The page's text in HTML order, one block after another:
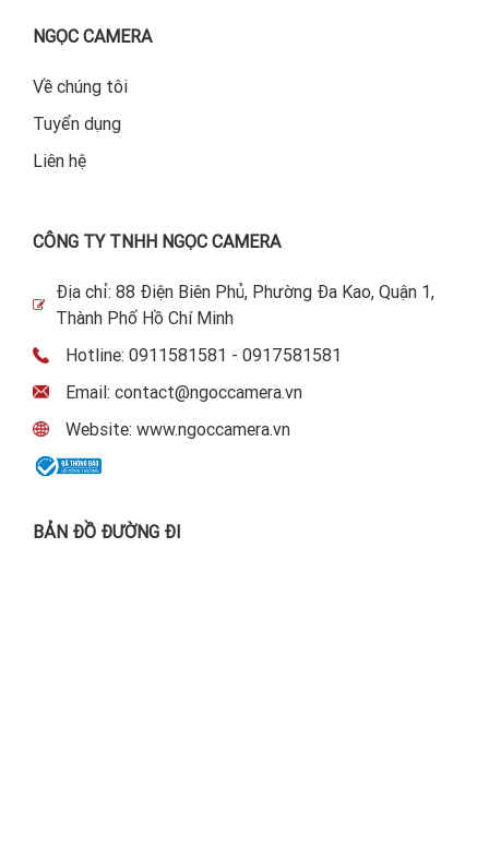
NGỌC CAMERA
Về chúng tôi
Tuyển dụng
Liên hệ
CÔNG TY TNHH NGỌC CAMERA
Địa chỉ: 88 Điện Biên Phủ, Phường Đa Kao, Quận 1,
Thành Phố Hồ Chí Minh
Hotline: 0911581581 - 0917581581
Email: contact@ngoccamera.vn
Website: www.ngoccamera.vn
BẢN ĐỒ ĐƯỜNG ĐI